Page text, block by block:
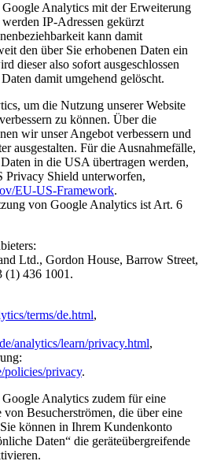
Analytics mit der Erweiterung
IP-Adressen gekürzt
kann damit
den über Sie erhobenen Daten ein
dieser also sofort ausgeschlossen
damit umgehend gelöscht.
um die Nutzung unserer Website
zu können. Über die
wir unser Angebot verbessern und
ausgestalten. Für die Ausnahmefälle,
in die USA übertragen werden,
Privacy Shield unterworfen,
EU-US-Framework.
von Google Analytics ist Art. 6
Ltd., Gordon House, Barrow Street,
(1) 436 1001.
terms/de.html,
analytics/learn/privacy.html,
policies/privacy.
Analytics zudem für eine
Besucherströmen, die über eine
können in Ihrem Kundenkonto
Daten“ die geräteübergreifende